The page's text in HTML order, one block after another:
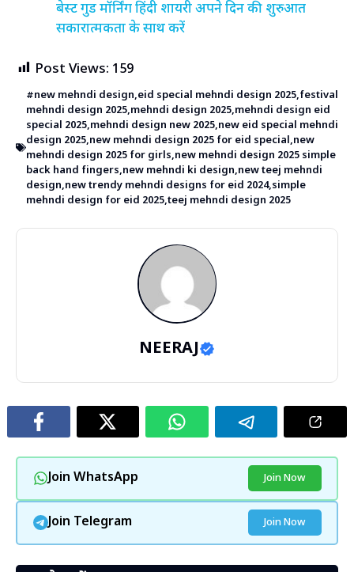
बेस्ट गुड मॉर्निंग हिंदी शायरी अपने दिन की शुरुआत
सकारात्मकता के साथ करें
Post Views: 159
#new mehndi design,eid special mehndi design 2025,festival
mehndi design 2025,mehndi design 2025,mehndi design eid
special 2025,mehndi design new 2025,new eid special mehndi
design 2025,new mehndi design 2025 for eid special,new
mehndi design 2025 for girls,new mehndi design 2025 simple
back hand fingers,new mehndi ki design,new teej mehndi
design,new trendy mehndi designs for eid 2024,simple
mehndi design for eid 2025,teej mehndi design 2025
NEERAJ
Join WhatsApp Join Now
Join Telegram Join Now